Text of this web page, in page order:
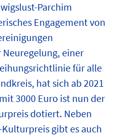
Parchim
Engagement von
einer
für alle
hat sich ab 2021
3000 Euro ist nun der
dotiert. Neben
gibt es auch